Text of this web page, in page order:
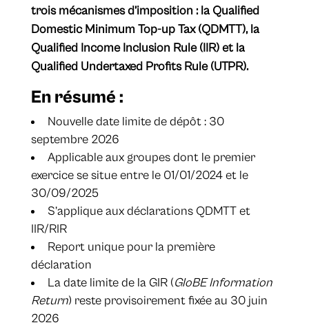
trois mécanismes d’imposition : la Qualified
Domestic Minimum Top-up Tax (QDMTT), la
Qualified Income Inclusion Rule (IIR) et la
Qualified Undertaxed Profits Rule (UTPR).
En résumé :
Nouvelle date limite de dépôt : 30
septembre 2026
Applicable aux groupes dont le premier
exercice se situe entre le 01/01/2024 et le
30/09/2025
S’applique aux déclarations QDMTT et
IIR/RIR
Report unique pour la première
déclaration
La date limite de la GIR (GloBE Information
Return) reste provisoirement fixée au 30 juin
2026